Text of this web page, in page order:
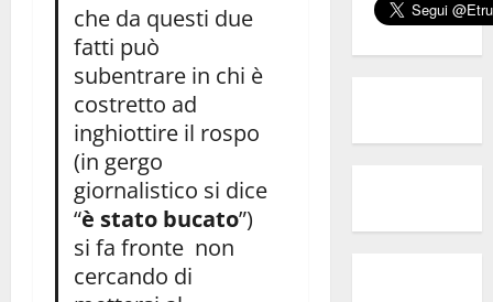
che da questi due
fatti può
subentrare in chi è
costretto ad
inghiottire il rospo
(in gergo
giornalistico si dice
“è stato bucato”)
si fa fronte non
cercando di